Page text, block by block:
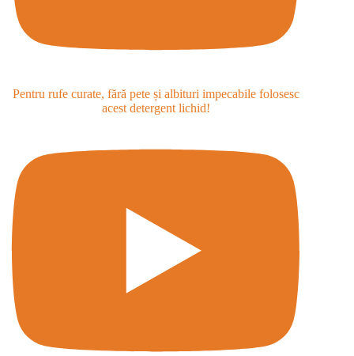
Pentru rufe curate, fără pete și albituri impecabile folosesc
acest detergent lichid!